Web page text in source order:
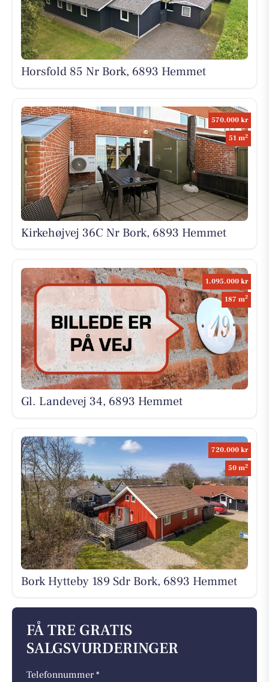
Horsfold 85 Nr Bork, 6893 Hemmet
570.000 kr
51 m2
Kirkehøjvej 36C Nr Bork, 6893 Hemmet
1.095.000 kr
187 m2
Gl. Landevej 34, 6893 Hemmet
720.000 kr
50 m2
Bork Hytteby 189 Sdr Bork, 6893 Hemmet
FÅ TRE GRATIS
SALGSVURDERINGER
Telefonnummer *